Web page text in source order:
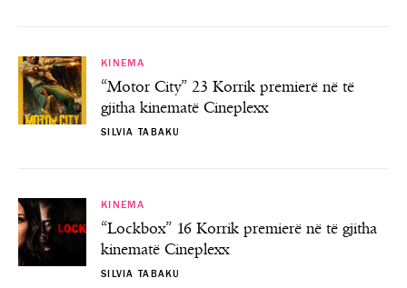
KINEMA
“Motor City” 23 Korrik premierë në të
gjitha kinematë Cineplexx
SILVIA TABAKU
KINEMA
“Lockbox” 16 Korrik premierë në të gjitha
kinematë Cineplexx
SILVIA TABAKU